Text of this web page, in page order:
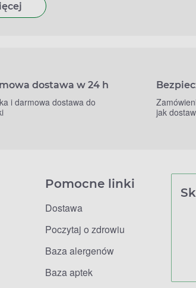
dostawa w 24 h
i darmowa dostawa do
jak
Pomocne linki
Dostawa
Poczytaj o zdrowiu
Baza alergenów
Baza aptek